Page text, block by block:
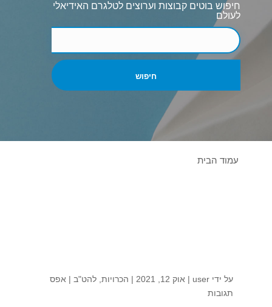
חיפוש בוטים קבוצות וערוצים לטלגרם האידיאלי
לעולם
עמוד הבית
על ידיuser
| אוק 12, 2021 | הכרויות ,להט"ב | אפס
תגובות